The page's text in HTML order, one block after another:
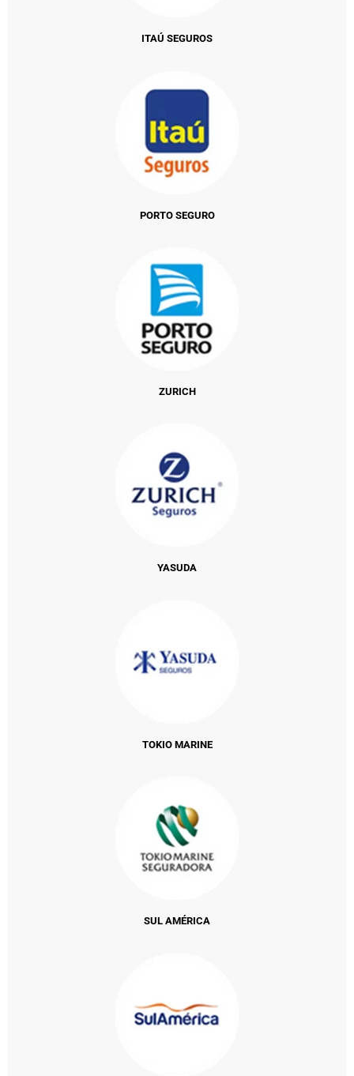
ITAÚ SEGUROS
PORTO SEGURO
ZURICH
YASUDA
TOKIO MARINE
SUL AMÉRICA